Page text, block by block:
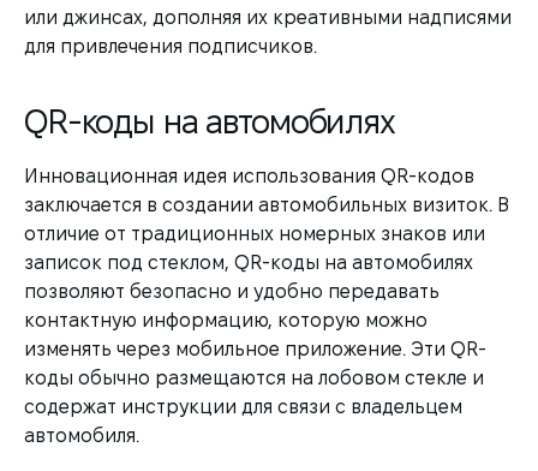
или джинсах, дополняя их креативными надписями
для привлечения подписчиков.
QR-коды на автомобилях
Инновационная идея использования QR-кодов
заключается в создании автомобильных визиток. В
отличие от традиционных номерных знаков или
записок под стеклом, QR-коды на автомобилях
позволяют безопасно и удобно передавать
контактную информацию, которую можно
изменять через мобильное приложение. Эти QR-
коды обычно размещаются на лобовом стекле и
содержат инструкции для связи с владельцем
автомобиля.